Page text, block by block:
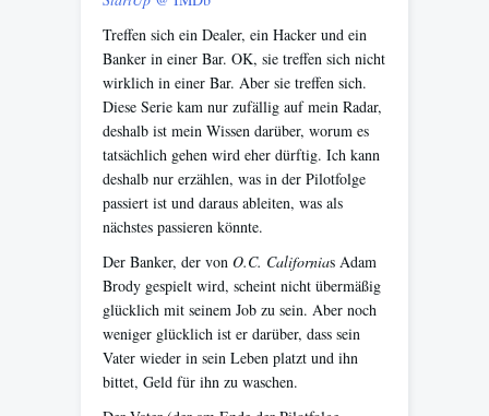
Treffen sich ein Dealer, ein Hacker und ein
Banker in einer Bar. OK, sie treffen sich nicht
wirklich in einer Bar. Aber sie treffen sich.
Diese Serie kam nur zufällig auf mein Radar,
deshalb ist mein Wissen darüber, worum es
tatsächlich gehen wird eher dürftig. Ich kann
deshalb nur erzählen, was in der Pilotfolge
passiert ist und daraus ableiten, was als
nächstes passieren könnte.
Der Banker, der von O.C. Californias Adam
Brody gespielt wird, scheint nicht übermäßig
glücklich mit seinem Job zu sein. Aber noch
weniger glücklich ist er darüber, dass sein
Vater wieder in sein Leben platzt und ihn
bittet, Geld für ihn zu waschen.